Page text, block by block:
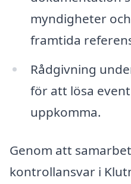
myndigheter
framtida
Rådgivning
för att lösa
uppkomma.
Genom att
kontrollansvar i